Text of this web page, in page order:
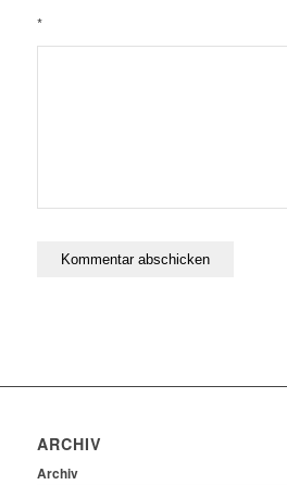
*
ARCHIV
Archiv